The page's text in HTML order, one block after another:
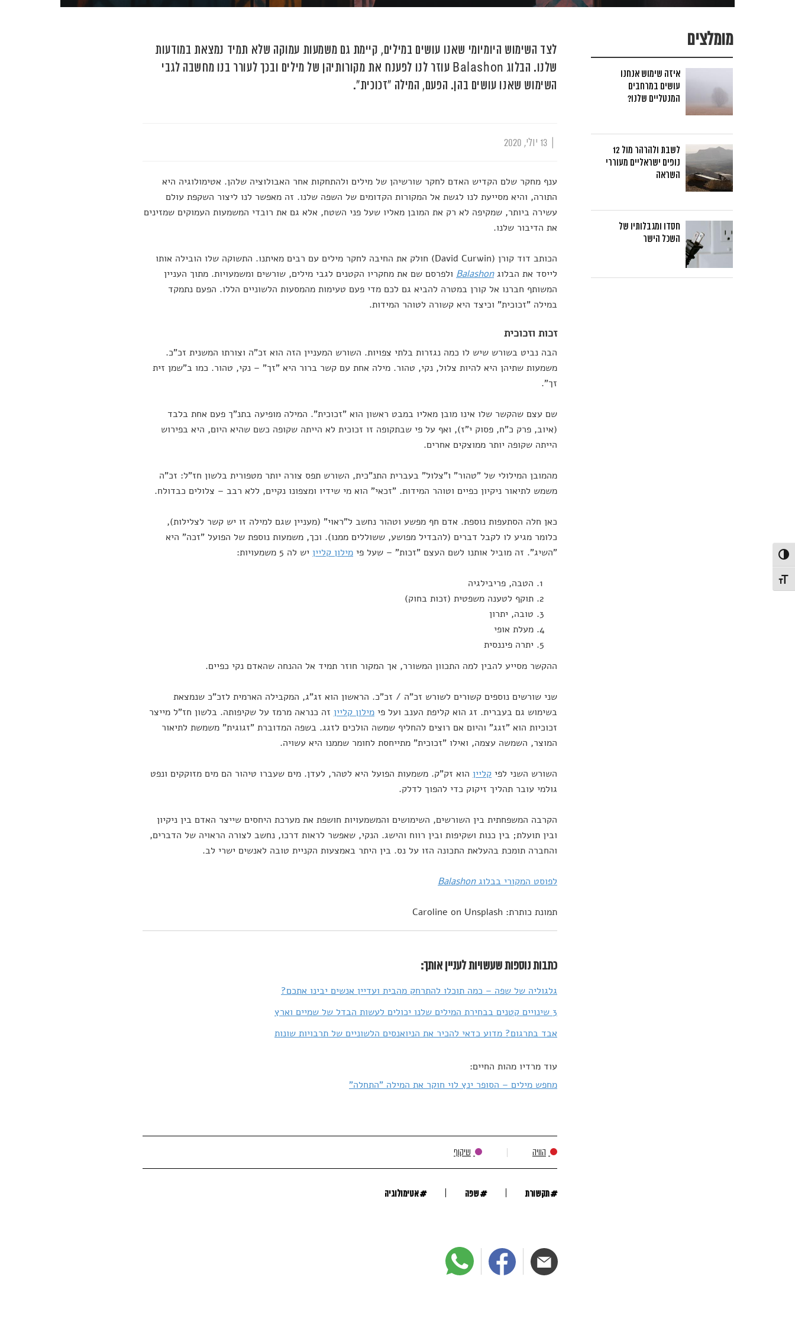
הפעל/כבה ניגודיות גבוהה
מתג גודל גופן
לצד השימוש היומיומי שאנו עושים במילים, קיימת גם משמעות עמוקה שלא תמיד נמצאת במודעות
שלנו. הבלוג Balashon עוזר לנו לפענח את מקורותיהן של מילים ובכך לעורר בנו מחשבה לגבי
השימוש שאנו עושים בהן. הפעם, המילה "זכוכית".
ענף מחקר שלם הקדיש האדם לחקר שורשיהן של מילים ולהתחקות אחר האבולוציה שלהן. אטימולוגיה היא
התורה, והיא מסייעת לנו לגשת אל המקורות הקדומים של השפה שלנו. זה מאפשר לנו ליצור השקפת עולם
עשירה ביותר, שמקיפה לא רק את המובן מאליו שעל פני השטח, אלא גם את רובדי המשמעות העמוקים שמזינים
את הדיבור שלנו.
הכותב דוד קורן (David Curwin) חולק את החיבה לחקר מילים עם רבים מאיתנו. התשוקה שלו הובילה אותו
לייסד את הבלוגBalashon ולפרסם שם את מחקריו הקטנים לגבי מילים, שורשים ומשמעויות. מתוך העניין
המשותף חברנו אל קורן במטרה להביא גם לכם מדי פעם טעימות מהמסעות הלשוניים הללו. הפעם נתמקד
במילה "זכוכית" וכיצד היא קשורה לטוהר המידות.
זכות וזכוכית
הבה נביט בשורש שיש לו כמה נגזרות בלתי צפויות. השורש המעניין הזה הוא זכ"ה וצורתו המשנית זכ"כ.
משמעות שתיהן היא להיות צלול, נקי, טהור. מילה אחת עם קשר ברור היא "זך" – נקי, טהור. כמו ב"שמן זית
זך".
שם עצם שהקשר שלו אינו מובן מאליו במבט ראשון הוא "זכוכית". המילה מופיעה בתנ"ך פעם אחת בלבד
(איוב, פרק כ"ח, פסוק י"ז), ואף על פי שבתקופה זו זכוכית לא הייתה שקופה כשם שהיא היום, היא בפירוש
הייתה שקופה יותר ממוצקים אחרים.
מהמובן המילולי של "טהור" ו"צלול" בעברית התנ"כית, השורש תפס צורה יותר מטפורית בלשון חז"ל: זכ"ה
משמש לתיאור ניקיון כפיים וטוהר המידות. "זכאי" הוא מי שידיו ומצפונו נקיים, ללא רבב – צלולים כבדולח.
כאן חלה הסתעפות נוספת. אדם חף מפשע וטהור נחשב ל"ראוי" (מעניין שגם למילה זו יש קשר לצלילות),
כלומר מגיע לו לקבל דברים (להבדיל מפושע, ששוללים ממנו). וכך, משמעות נוספת של הפועל "זכה" היא
"השיג". זה מוביל אותנו לשם העצם "זכות" – שעל פי מילון קליין יש לה 5 משמעויות:
הטבה, פריבילגיה
תוקף לטענה משפטית (זכות בחוק)
טובה, יתרון
מעלת אופי
יתרה פיננסית
ההקשר מסייע להבין למה התכוון המשורר, אך המקור חוזר תמיד אל ההנחה שהאדם נקי כפיים.
שני שורשים נוספים קשורים לשורש זכ"ה / זכ"כ. הראשון הוא זג"ג, המקבילה הארמית לזכ"כ שנמצאת
בשימוש גם בעברית. זג הוא קליפת הענב ועל פי מילון קליין זה כנראה מרמז על שקיפותה. בלשון חז"ל מייצר
זכוכיות הוא "זגג" והיום אם רוצים להחליף שמשה הולכים לזגג. בשפה המדוברת "זגוגית" משמשת לתיאור
המוצר, השמשה עצמה, ואילו "זכוכית" מתייחסת לחומר שממנו היא עשויה.
השורש השני לפי קליין הוא זק"ק. משמעות הפועל היא לטהר, לעדן. מים שעברו טיהור הם מים מזוקקים ונפט
גולמי עובר תהליך זיקוק כדי להפוך לדלק.
הקרבה המשפחתית בין השורשים, השימושים והמשמעויות חושפת את מערכת היחסים שייצר האדם בין ניקיון
ובין תועלת; בין כנות ושקיפות ובין רווח והישג. הנקי, שאפשר לראות דרכו, נחשב לצורה הראויה של הדברים,
והחברה תומכת בהעלאת התכונה הזו על נס. בין היתר באמצעות הקניית טובה לאנשים ישרי לב.
לפוסט המקורי בבלוגBalashon
תמונת כותרת: Caroline on Unsplash
כתבות נוספות שעשויות לעניין אותך:
גלגוליה של שפה – כמה תוכלו להתרחק מהבית ועדיין אנשים יבינו אתכם?
3 שינויים קטנים בבחירת המילים שלנו יכולים לעשות הבדל של שמיים וארץ
אבד בתרגום? מדוע כדאי להכיר את הניואנסים הלשוניים של תרבויות שונות
עוד מרדיו מהות החיים:
מחפש מילים – הסופר ינץ לוי חוקר את המילה "התחלה"
הוויה שיקוף
#תקשורת #שפה #אטימולוגיה
מומלצים
איזה שימוש אנחנו
עושים במרחבים
המנטליים שלנו?
לשבת ולהרהר מול 12
נופים ישראליים מעוררי
השראה
חסדו ומגבלותיו של
השכל הישר